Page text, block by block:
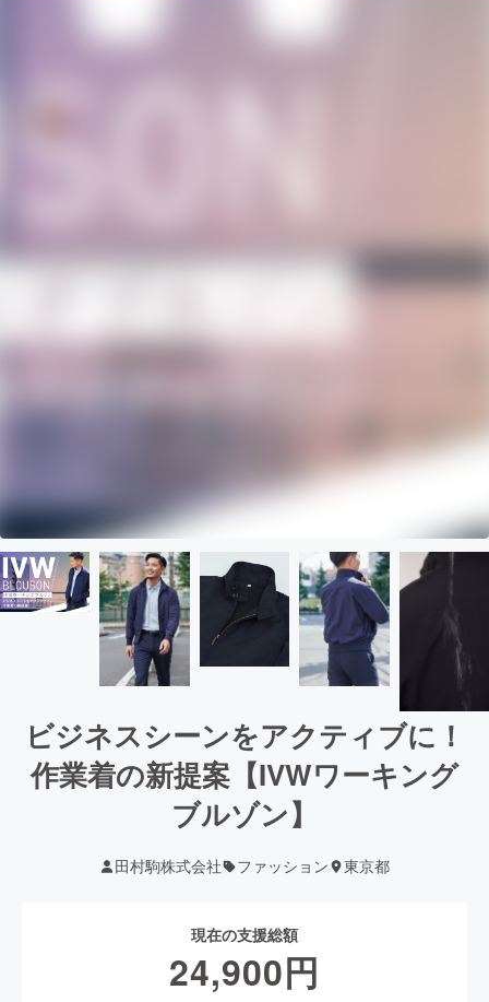
ビジネスシーンをアクティブに！
作業着の新提案【IVWワーキング
ブルゾン】
田村駒株式会社 ファッション 東京都
現在の支援総額
24,900円